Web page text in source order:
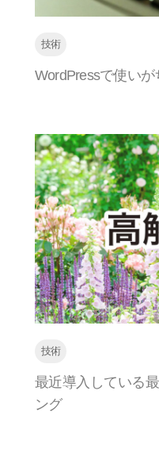
技術
WordPressで使い
技術
最近導入している
ング